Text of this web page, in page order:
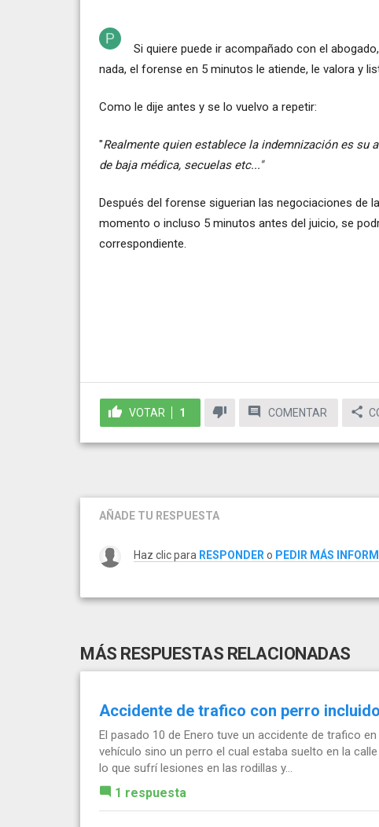
Si quiere puede ir acompañado con el
nada, el forense en 5 minutos le atiende, le valora y
Como le dije antes y se lo vuelvo a repetir:
"Realmente quien establece la indemnización es su
de baja médica, secuelas etc..."
Después del forense siguerian las negociaciones de
momento o incluso 5 minutos antes del juicio, se
correspondiente.
VOTAR 1 COMENTAR
AÑADE TU RESPUESTA
Haz clic para RESPONDER o PEDIR MÁS
MÁS RESPUESTAS RELACIONADAS
Accidente de trafico con perro incluido
El pasado 10 de Enero tuve un accidente de trafico
vehículo sino un perro el cual estaba suelto en la
lo que sufrí lesiones en las rodillas y...
1 respuesta